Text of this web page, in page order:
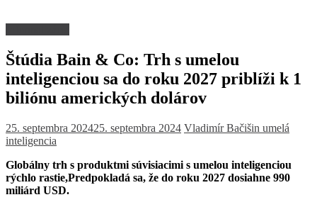
Štúdia Bain & Co: Trh s umelou
inteligenciou sa do roku 2027 priblíži k 1
biliónu amerických dolárov
25. septembra 202425. septembra 2024 Vladimír Bačišin umelá
inteligencia
Globálny trh s produktmi súvisiacimi s umelou inteligenciou
rýchlo rastie,Predpokladá sa, že do roku 2027 dosiahne 990
miliárd USD.